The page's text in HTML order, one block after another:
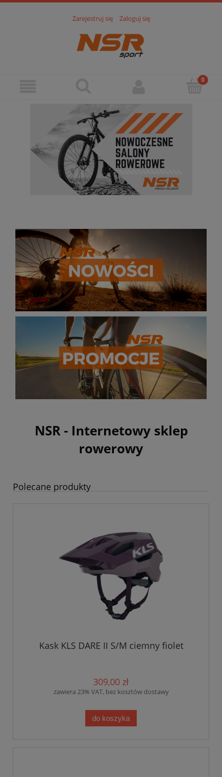
Zarejestruj się Zaloguj się
NSR - Internetowy sklep
rowerowy
Polecane produkty
Kask KLS DARE II S/M ciemny fiolet
309,00 zł
zawiera 23% VAT, bez kosztów dostawy
do koszyka